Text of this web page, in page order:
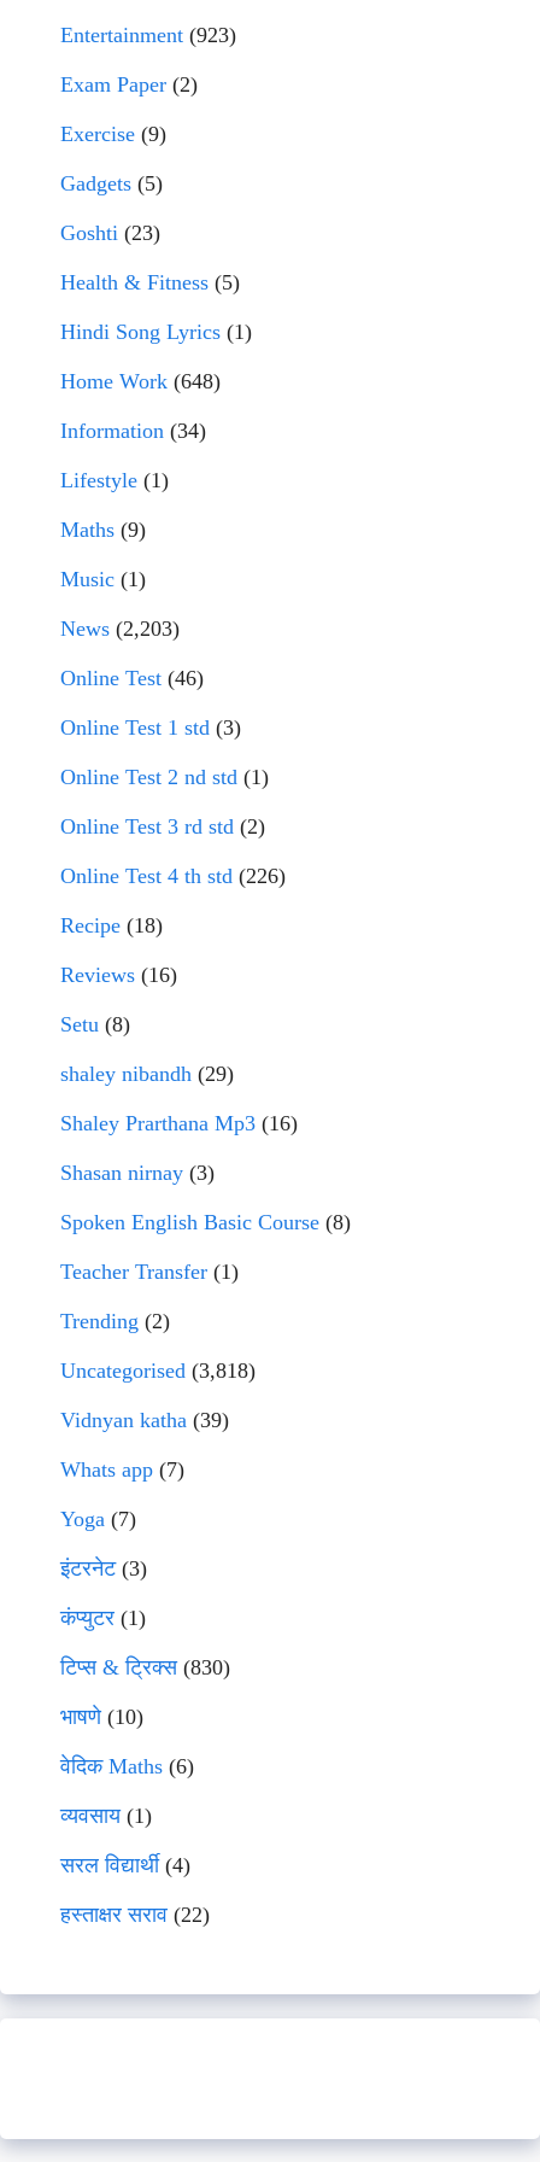
Entertainment (923)
Exam Paper (2)
Exercise (9)
Gadgets (5)
Goshti (23)
Health & Fitness (5)
Hindi Song Lyrics (1)
Home Work (648)
Information (34)
Lifestyle (1)
Maths (9)
Music (1)
News (2,203)
Online Test (46)
Online Test 1 std (3)
Online Test 2 nd std (1)
Online Test 3 rd std (2)
Online Test 4 th std (226)
Recipe (18)
Reviews (16)
Setu (8)
shaley nibandh (29)
Shaley Prarthana Mp3 (16)
Shasan nirnay (3)
Spoken English Basic Course (8)
Teacher Transfer (1)
Trending (2)
Uncategorised (3,818)
Vidnyan katha (39)
Whats app (7)
Yoga (7)
इंटरनेट(3)
कंप्युटर (1)
टिप्स & ट्रिक्स(830)
भाषणे(10)
वेदिक Maths (6)
व्यवसाय(1)
सरल विद्यार्थी(4)
हस्ताक्षर सराव (22)